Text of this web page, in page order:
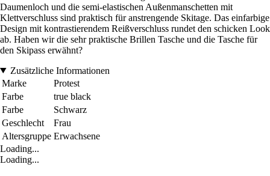
Daumenloch und die semi-elastischen Außenmanschetten mit
Klettverschluss sind praktisch für anstrengende Skitage. Das einfarbige
Design mit kontrastierendem Reißverschluss rundet den schicken Look
ab. Haben wir die sehr praktische Brillen Tasche und die Tasche für
den Skipass erwähnt?
Zusätzliche Informationen
Marke
Protest
Farbe
true black
Farbe
Schwarz
Geschlecht
Frau
Altersgruppe Erwachsene
Loading...
Loading...